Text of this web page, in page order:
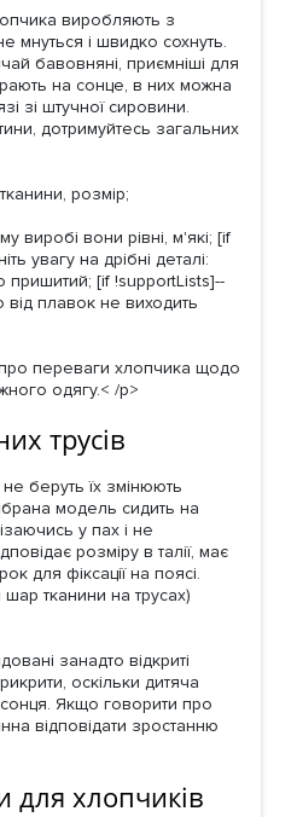
виробляють з
мнуться і швидко сохнуть.
бавовняні, приємніші для
на сонце, в них можна
зі штучної сировини.
дотримуйтесь загальних
розмір;
виробі вони рівні, м'які; [if
увагу на дрібні деталі:
пришитий; [if !supportLists]--
плавок не виходить
переваги хлопчика щодо
одягу.< /p>
трусів
беруть їх змінюють
модель сидить на
у пах і не
розміру в талії, має
для фіксації на поясі.
тканини на трусах)
занадто відкриті
оскільки дитяча
Якщо говорити про
відповідати зростанню
для хлопчиків